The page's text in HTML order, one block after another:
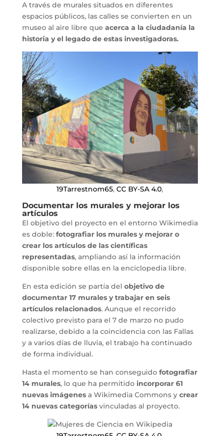
A través de murales situados en diferentes
espacios públicos, las calles se convierten en un
museo al aire libre que acerca a la ciudadanía la
historia y el legado de estas investigadoras.
19Tarrestnom65,CC BY-SA 4.0,
Documentar los murales y mejorar los
artículos
El objetivo del proyecto en el entorno Wikimedia
es doble: fotografiar los murales y mejorar o
crear los artículos de las científicas
representadas, ampliando así la información
disponible sobre ellas en la enciclopedia libre.
En esta edición se partía del objetivo de
documentar 17 murales y trabajar en seis
artículos relacionados. Aunque el recorrido
colectivo previsto para el 7 de marzo no pudo
realizarse, debido a la coincidencia con las Fallas
y a varios días de lluvia, el trabajo ha continuado
de forma individual.
Hasta el momento se han conseguido fotografiar
14 murales, lo que ha permitido incorporar 61
nuevas imágenesa Wikimedia Commons ycrear
14 nuevas categoríasvinculadas al proyecto.